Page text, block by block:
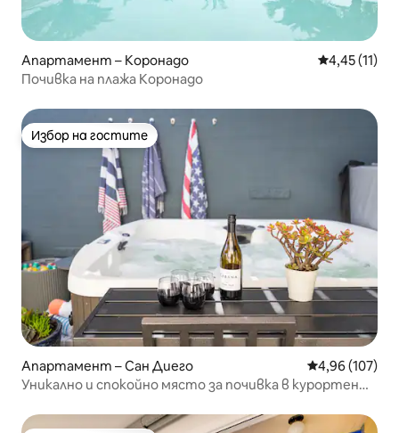
Апартамент – Коронадо Средна
4,45 (11)
Почивка на плажа Коронадо
Избор на гостите
Избор на гостите
Апартамент – Сан Диего Средна
4,96 (107)
Уникално и спокойно място за почивка в курортен